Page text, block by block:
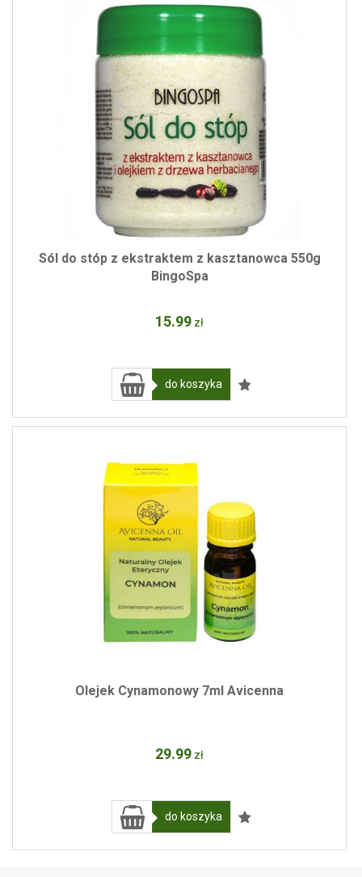
Sól do stóp z ekstraktem z kasztanowca 550g
BingoSpa
15.99 zł
do koszyka
Olejek Cynamonowy 7ml Avicenna
29.99 zł
do koszyka